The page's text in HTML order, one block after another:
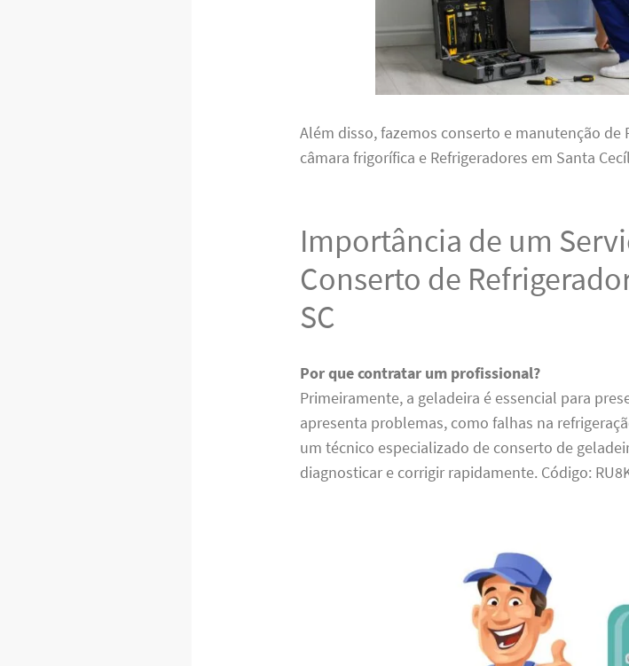
Além disso, fazemos conserto e manutenção de
câmara frigorífica e Refrigeradores em Santa
Importância de um
Conserto de
SC
Por que contratar um profissional?
Primeiramente, a geladeira é essencial para
apresenta problemas, como falhas na
um técnico especializado de conserto de
diagnosticar e corrigir rapidamente. Código: